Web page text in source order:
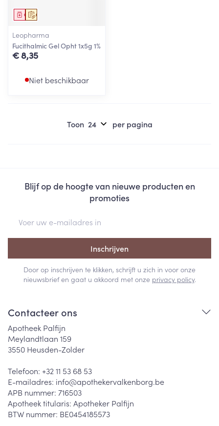
Op voorschrift
Geneesmiddel
Leopharma
Fucithalmic Gel Opht 1x5g 1%
€ 8,35
Niet beschikbaar
Toon per pagina
Blijf op de hoogte van nieuwe producten en
promoties
Inschrijven
Door op inschrijven te klikken, schrijft u zich in voor onze
nieuwsbrief en gaat u akkoord met onze privacy policy.
Contacteer ons
Apotheek Palfijn
Meylandtlaan 159
3550 Heusden-Zolder
Telefoon: +32 11 53 68 53
E-mailadres: info@apothekervalkenborg.be
APB nummer: 716503
Apotheek titularis: Apotheker Palfijn
BTW nummer: BE0454185573